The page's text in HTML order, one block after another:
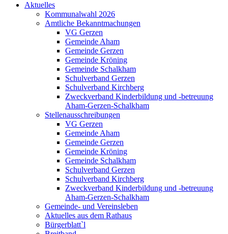
Aktuelles
Kommunalwahl 2026
Amtliche Bekanntmachungen
VG Gerzen
Gemeinde Aham
Gemeinde Gerzen
Gemeinde Kröning
Gemeinde Schalkham
Schulverband Gerzen
Schulverband Kirchberg
Zweckverband Kinderbildung und -betreuung
Aham-Gerzen-Schalkham
Stellenausschreibungen
VG Gerzen
Gemeinde Aham
Gemeinde Gerzen
Gemeinde Kröning
Gemeinde Schalkham
Schulverband Gerzen
Schulverband Kirchberg
Zweckverband Kinderbildung und -betreuung
Aham-Gerzen-Schalkham
Gemeinde- und Vereinsleben
Aktuelles aus dem Rathaus
Bürgerblatt`l